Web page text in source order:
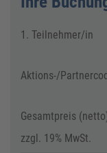
1. Teilnehmer/in
Aktions-/
Gesamtpreis
zzgl. 19% MwSt.